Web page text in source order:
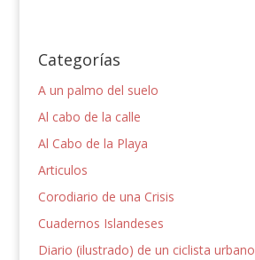
Categorías
A un palmo del suelo
Al cabo de la calle
Al Cabo de la Playa
Articulos
Corodiario de una Crisis
Cuadernos Islandeses
Diario (ilustrado) de un ciclista urbano